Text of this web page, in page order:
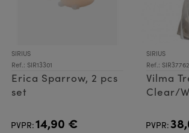
SIRIUS
Ref.: SIR13301
Erica Sparrow, 2 pcs
set
PVPR:14,90 €
SIRIUS
Ref.: SIR37762
Vilma
Clear/
PVPR: